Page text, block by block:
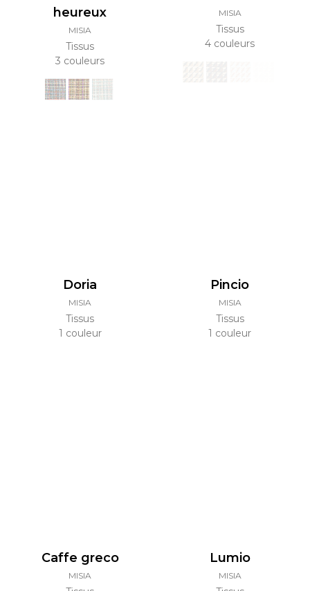
heureux
MISIA
Tissus
3 couleurs
MISIA
Tissus
4 couleurs
Doria
MISIA
Tissus
1 couleur
Pincio
MISIA
Tissus
1 couleur
Caffe greco
MISIA
Lumio
MISIA